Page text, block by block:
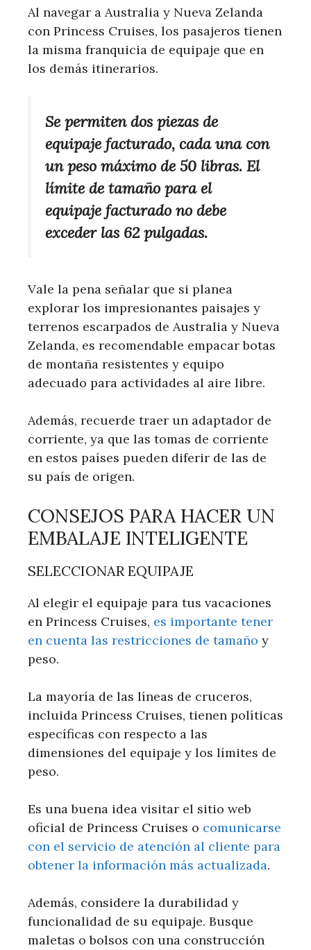
Al navegar a Australia y Nueva Zelanda
con Princess Cruises, los pasajeros tienen
la misma franquicia de equipaje que en
los demás itinerarios.
Se permiten dos piezas de
equipaje facturado, cada una con
un peso máximo de 50 libras. El
límite de tamaño para el
equipaje facturado no debe
exceder las 62 pulgadas.
Vale la pena señalar que si planea
explorar los impresionantes paisajes y
terrenos escarpados de Australia y Nueva
Zelanda, es recomendable empacar botas
de montaña resistentes y equipo
adecuado para actividades al aire libre.
Además, recuerde traer un adaptador de
corriente, ya que las tomas de corriente
en estos países pueden diferir de las de
su país de origen.
CONSEJOS PARA HACER UN
EMBALAJE INTELIGENTE
SELECCIONAR EQUIPAJE
Al elegir el equipaje para tus vacaciones
en Princess Cruises, es importante tener
en cuenta las restricciones de tamaño y
peso.
La mayoría de las líneas de cruceros,
incluida Princess Cruises, tienen políticas
específicas con respecto a las
dimensiones del equipaje y los límites de
peso.
Es una buena idea visitar el sitio web
oficial de Princess Cruises o comunicarse
con el servicio de atención al cliente para
obtener la información más actualizada.
Además, considere la durabilidad y
funcionalidad de su equipaje. Busque
maletas o bolsos con una construcción